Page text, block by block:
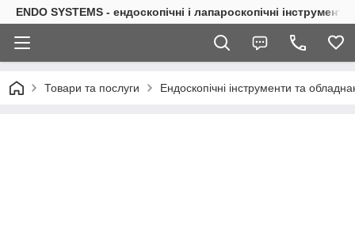
ENDO SYSTEMS - ендоскопічні і лапароскопічні інструменти
Товари та послуги Ендоскопічні інструменти та